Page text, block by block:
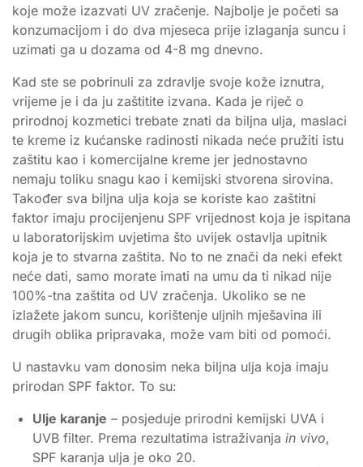
koje može izazvati UV zračenje. Najbolje je početi sa
konzumacijom i do dva mjeseca prije izlaganja suncu i
uzimati ga u dozama od 4-8 mg dnevno.
Kad ste se pobrinuli za zdravlje svoje kože iznutra,
vrijeme je i da ju zaštitite izvana. Kada je riječ o
prirodnoj kozmetici trebate znati da biljna ulja, maslaci
te kreme iz kućanske radinosti nikada neće pružiti istu
zaštitu kao i komercijalne kreme jer jednostavno
nemaju toliku snagu kao i kemijski stvorena sirovina.
Također sva biljna ulja koja se koriste kao zaštitni
faktor imaju procijenjenu SPF vrijednost koja je ispitana
u laboratorijskim uvjetima što uvijek ostavlja upitnik
koja je to stvarna zaštita. No to ne znači da neki efekt
neće dati, samo morate imati na umu da ti nikad nije
100%-tna zaštita od UV zračenja. Ukoliko se ne
izlažete jakom suncu, korištenje uljnih mješavina ili
drugih oblika pripravaka, može vam biti od pomoći.
U nastavku vam donosim neka biljna ulja koja imaju
prirodan SPF faktor. To su:
Ulje karanje – posjeduje prirodni kemijski UVA i
UVB filter. Prema rezultatima istraživanja in vivo,
SPF karanja ulja je oko 20.